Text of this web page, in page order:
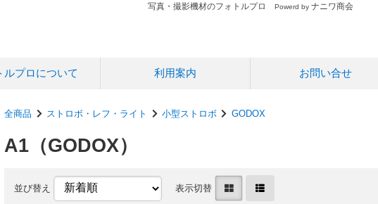
写真・撮影機材のフォトルプロ Powerd by ナニワ商会
ルプロについて 利用案内 お問い合せ
全商品 ストロボ・レフ・ライト 小型ストロボ GODOX
A1（GODOX）
並び替え 表示切替